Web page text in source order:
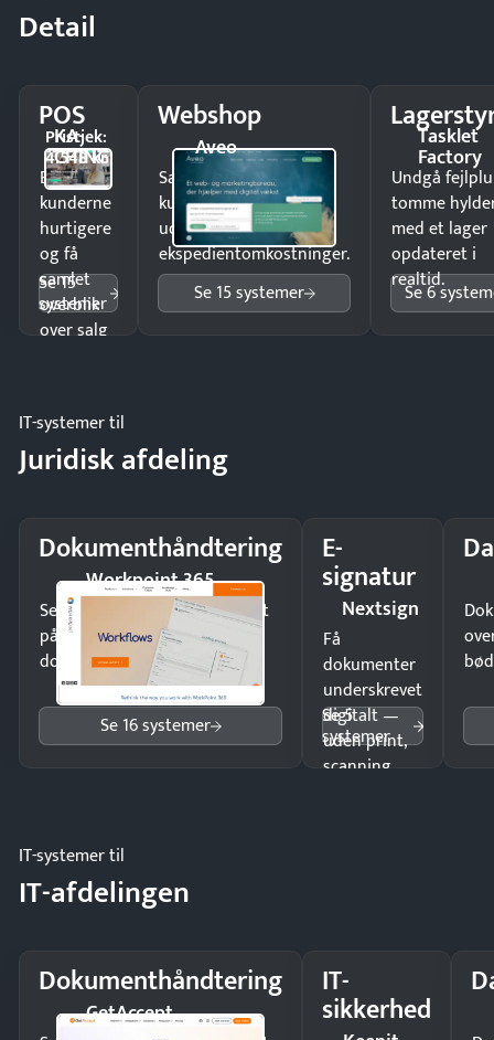
Detail
POS
KA-
CHING
Pristjek:
4.548 kr
Ekspedér
kunderne
hurtigere
og få
samlet
overblik
over salg
Se 15
systemer
Webshop
Aveo
Sælg produkter 24/7 til
kunder i hele landet
uden
ekspedientomkostninger.
Se 15 systemer
Tasklet
Factory
Undgå
tomme
med et lager
opdateret i
realtid.
Se 6
IT-systemer til
Juridisk afdeling
Dokumenthåndtering
Workpoint 365
Send kontrakter til underskrift
på minutter og mist ingen
dokumenter.
Se 16 systemer
E-
signatur
Nextsign
Få
dokumenter
underskrevet
digitalt —
uden print,
scanning
Se 5
systemer
IT-systemer til
IT-afdelingen
Dokumenthåndtering
GetAccept
IT-
sikkerhed